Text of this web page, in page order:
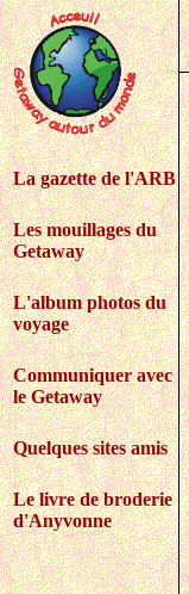
La gazette de l'ARB
Les mouillages du
Getaway
L'album photos du
voyage
Communiquer avec
le Getaway
Quelques sites amis
Le livre de broderie
d'Anyvonne